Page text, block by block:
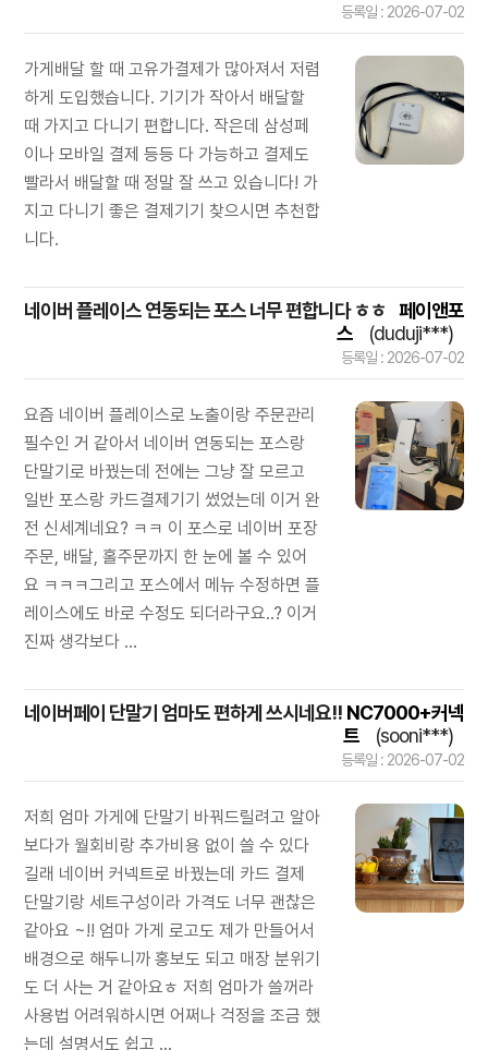
등록일 : 2026-07-02
가게배달 할 때 고유가결제가 많아져서 저렴
하게 도입했습니다. 기기가 작아서 배달할
때 가지고 다니기 편합니다. 작은데 삼성페
이나 모바일 결제 등등 다 가능하고 결제도
빨라서 배달할 때 정말 잘 쓰고 있습니다! 가
지고 다니기 좋은 결제기기 찾으시면 추천합
니다.
네이버 플레이스 연동되는 포스 너무 편합니다 ㅎㅎ
페이앤포
스
(duduji***)
등록일 : 2026-07-02
요즘 네이버 플레이스로 노출이랑 주문관리
필수인 거 같아서 네이버 연동되는 포스랑
단말기로 바꿨는데 전에는 그냥 잘 모르고
일반 포스랑 카드결제기기 썼었는데 이거 완
전 신세계네요? ㅋㅋ 이 포스로 네이버 포장
주문, 배달, 홀주문까지 한 눈에 볼 수 있어
요 ㅋㅋㅋ그리고 포스에서 메뉴 수정하면 플
레이스에도 바로 수정도 되더라구요..? 이거
진짜 생각보다 ...
네이버페이 단말기 엄마도 편하게 쓰시네요!! NC7000+커넥
트
(sooni***)
등록일 : 2026-07-02
저희 엄마 가게에 단말기 바꿔드릴려고 알아
보다가 월회비랑 추가비용 없이 쓸 수 있다
길래 네이버 커넥트로 바꿨는데 카드 결제
단말기랑 세트구성이라 가격도 너무 괜찮은
같아요 ~!! 엄마 가게 로고도 제가 만들어서
배경으로 해두니까 홍보도 되고 매장 분위기
도 더 사는 거 같아요ㅎ 저희 엄마가 쓸꺼라
사용법 어려워하시면 어쩌나 걱정을 조금 했
는데 설명서도 쉽고 ...